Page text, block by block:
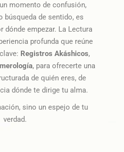
momento de confusión,
búsqueda de sentido, es
dónde empezar. La Lectura
profunda que reúne
Registros Akáshicos,
, para ofrecerte una
de quién eres, de
dónde te dirige tu alma.
sino un espejo de tu
verdad.